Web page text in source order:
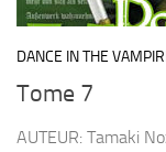
DANCE IN THE
Tome 7
AUTEUR: Tamaki